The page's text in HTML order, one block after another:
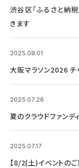
渋谷区「ふるさと納
きます
2025.08.01
大阪マラソン2026 チ
2025.07.26
夏のクラウドファンデ
2025.07.17
【8/2(土)イベントの